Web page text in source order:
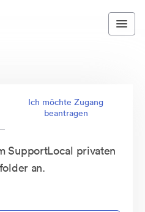
Ich möchte Zugang
beantragen
SupportLocal privaten
an.